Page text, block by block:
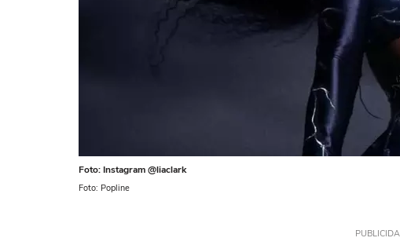
Foto: Instagram @liaclark
Foto: Popline